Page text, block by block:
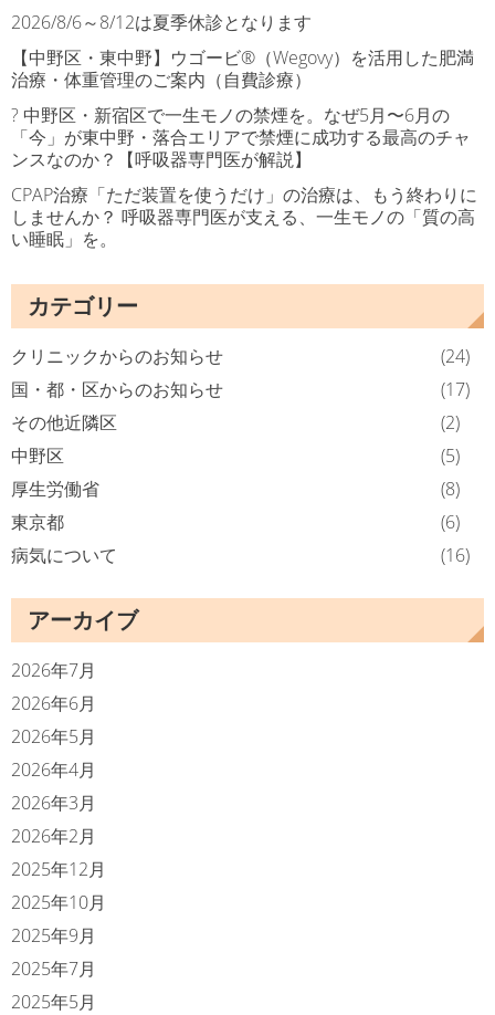
2026/8/6～8/12は夏季休診となります
【中野区・東中野】ウゴービ®（Wegovy）を活用した肥満
治療・体重管理のご案内（自費診療）
? 中野区・新宿区で一生モノの禁煙を。なぜ5月〜6月の
「今」が東中野・落合エリアで禁煙に成功する最高のチャ
ンスなのか？【呼吸器専門医が解説】
CPAP治療「ただ装置を使うだけ」の治療は、もう終わりに
しませんか？ 呼吸器専門医が支える、一生モノの「質の高
い睡眠」を。
カテゴリー
クリニックからのお知らせ
(24)
国・都・区からのお知らせ
(17)
その他近隣区
(2)
中野区
(5)
厚生労働省
(8)
東京都
(6)
病気について
(16)
アーカイブ
2026年7月
2026年6月
2026年5月
2026年4月
2026年3月
2026年2月
2025年12月
2025年10月
2025年9月
2025年7月
2025年5月